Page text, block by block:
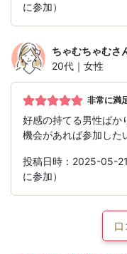
に参加）
ちゃむちゃむさ
20代｜女性
非常に満
好感の持てる男性ばか
機会があれば参加した
投稿日時：2025-05-
に参加）
口